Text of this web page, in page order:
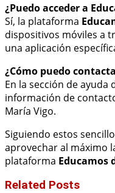
¿Puedo acceder a
Sí, la plataforma
dispositivos móviles a
una aplicación
¿Cómo puedo
En la sección de
información de
María Vigo.
Siguiendo estos
aprovechar al máximo
plataforma Educamos
Related Posts